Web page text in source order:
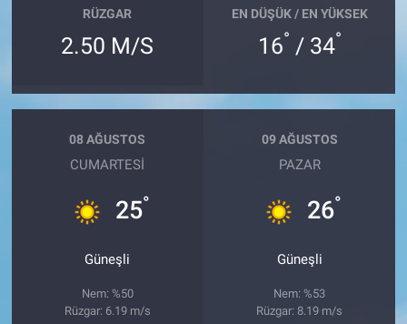
RÜZGAR
2.50 M/S
EN DÜŞÜK / EN YÜKSEK
16° / 34°
08 AĞUSTOS
CUMARTESI
25°
Güneşli
Nem: %50
Rüzgar: 6.19 m/s
09 AĞUSTOS
PAZAR
26°
Güneşli
Nem: %53
Rüzgar: 8.19 m/s